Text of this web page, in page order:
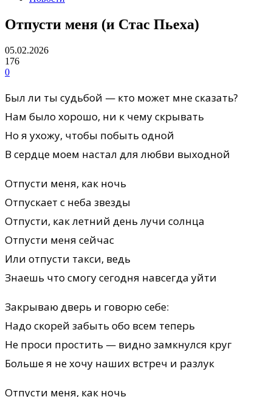
Отпусти меня (и Стас Пьеха)
05.02.2026
176
0
Был ли ты судьбой — кто может мне сказать?
Нам было хорошо, ни к чему скрывать
Но я ухожу, чтобы побыть одной
В сердце моем настал для любви выходной
Отпусти меня, как ночь
Отпускает с неба звезды
Отпусти, как летний день лучи солнца
Отпусти меня сейчас
Или отпусти такси, ведь
Знаешь что смогу сегодня навсегда уйти
Закрываю дверь и говорю себе:
Надо скорей забыть обо всем теперь
Не проси простить — видно замкнулся круг
Больше я не хочу наших встреч и разлук
Отпусти меня, как ночь